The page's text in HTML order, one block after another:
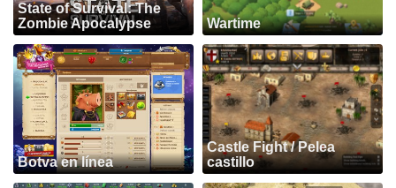
State of Survival: The
Zombie Apocalypse
Wartime
Botva en línea
Castle Fight / Pelea
castillo